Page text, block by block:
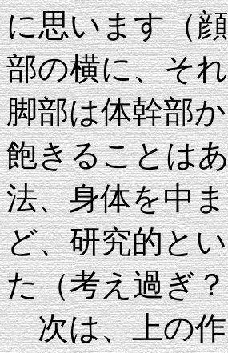
に思います（
部の横に、そ
脚部は体幹部
飽きることは
法、身体を中
ど、研究的と
た（考え過ぎ
次は、上の作